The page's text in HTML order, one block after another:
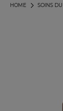
SOINS
HOME